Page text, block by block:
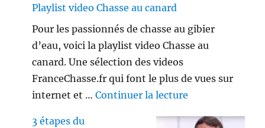
Playlist video Chasse au canard
Pour les passionnés de chasse au gibier
d’eau, voici la playlist video Chasse au
canard. Une sélection des videos
FranceChasse.fr qui font le plus de vues sur
internet et …Continuer la lecture
3 étapes du